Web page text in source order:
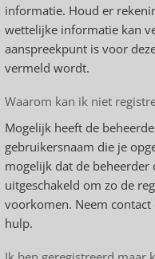
informatie. Houd er
wettelijke informatie kan
aanspreekpunt is voor
vermeld wordt.
Waarom kan ik niet
Mogelijk heeft de
gebruikersnaam die je
mogelijk dat de
uitgeschakeld om zo de
voorkomen. Neem
hulp.